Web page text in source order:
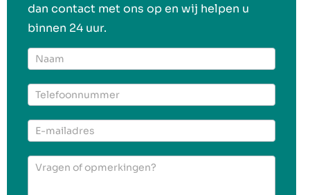
dan contact met ons op en wij helpen u
binnen 24 uur.
Offerte
particulier